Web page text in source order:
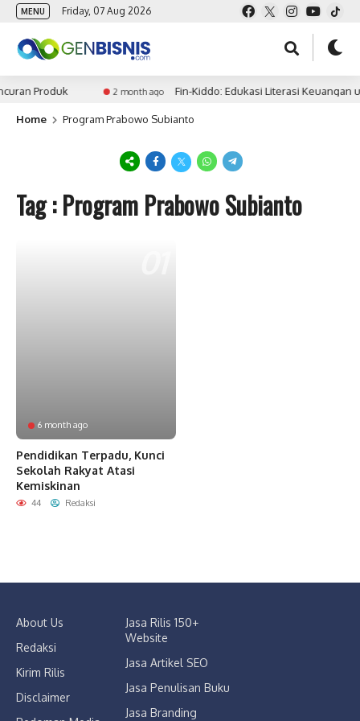
MENU Friday, 07 Aug 2026
Produk 2 month ago Fin-Kiddo: Edukasi Literasi Keuangan
Home Program Prabowo Subianto
Tag : Program Prabowo Subianto
6 month ago
Pendidikan Terpadu, Kunci
Sekolah Rakyat Atasi
Kemiskinan
44 Redaksi
About Us
Redaksi
Kirim Rilis
Disclaimer
Jasa Rilis 150+
Website
Jasa Artikel SEO
Jasa Penulisan Buku
Jasa Branding